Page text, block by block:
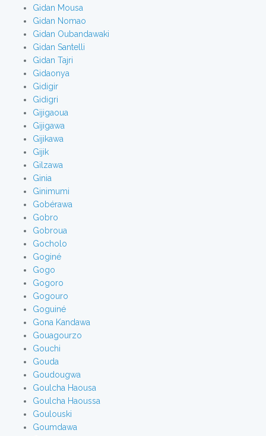
Gidan Mousa
Gidan Nomao
Gidan Oubandawaki
Gidan Santelli
Gidan Tajri
Gidaonya
Gidigir
Gidigri
Gijigaoua
Gijigawa
Gijikawa
Gijik
Gilzawa
Ginia
Ginimumi
Gobérawa
Gobro
Gobroua
Gocholo
Goginé
Gogo
Gogoro
Gogouro
Goguiné
Gona Kandawa
Gouagourzo
Gouchi
Gouda
Goudougwa
Goulcha Haousa
Goulcha Haoussa
Goulouski
Goumdawa